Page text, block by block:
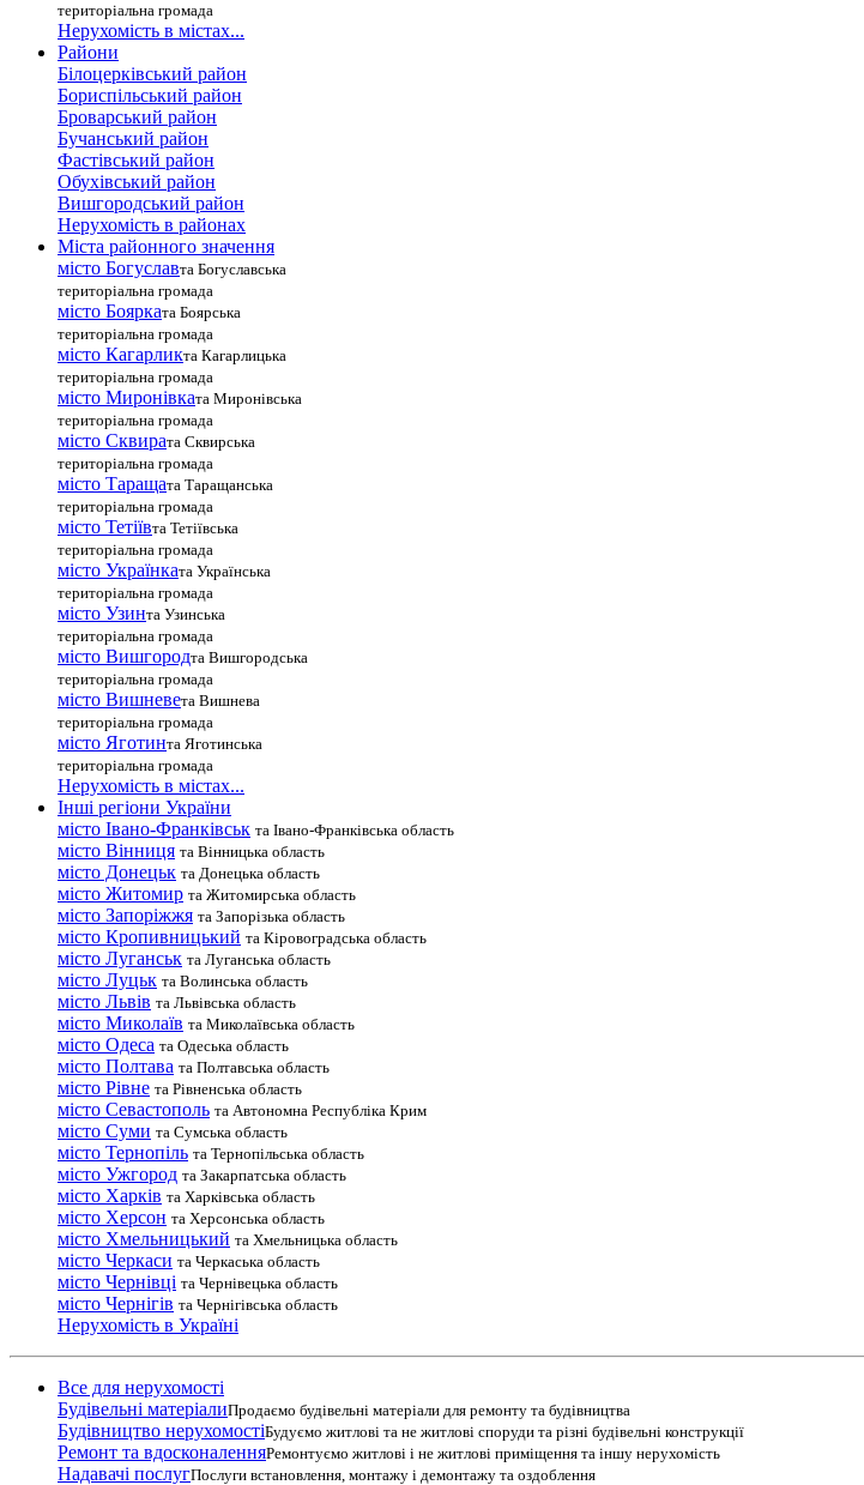
територіальна громада
Нерухомість в містах...
Райони
Білоцерківський район
Бориспільський район
Броварський район
Бучанський район
Фастівський район
Обухівський район
Вишгородський район
Нерухомість в районах
Міста районного значення
місто Богуславта Богуславська
територіальна громада
місто Боярката Боярська
територіальна громада
місто Кагарликта Кагарлицька
територіальна громада
місто Миронівката Миронівська
територіальна громада
місто Сквирата Сквирська
територіальна громада
місто Таращата Таращанська
територіальна громада
місто Тетіївта Тетіївська
територіальна громада
місто Українката Українська
територіальна громада
місто Узинта Узинська
територіальна громада
місто Вишгородта Вишгородська
територіальна громада
місто Вишневета Вишнева
територіальна громада
місто Яготинта Яготинська
територіальна громада
Нерухомість в містах...
Інші регіони України
місто Івано-Франківськ та Івано-Франківська область
місто Вінниця та Вінницька область
місто Донецьк та Донецька область
місто Житомир та Житомирська область
місто Запоріжжя та Запорізька область
місто Кропивницький та Кіровоградська область
місто Луганськ та Луганська область
місто Луцьк та Волинська область
місто Львів та Львівська область
місто Миколаїв та Миколаївська область
місто Одеса та Одеська область
місто Полтава та Полтавська область
місто Рівне та Рівненська область
місто Севастополь та Автономна Республіка Крим
місто Суми та Сумська область
місто Тернопіль та Тернопільська область
місто Ужгород та Закарпатська область
місто Харків та Харківська область
місто Херсон та Херсонська область
місто Хмельницький та Хмельницька область
місто Черкаси та Черкаська область
місто Чернівці та Чернівецька область
місто Чернігів та Чернігівська область
Нерухомість в Україні
Все для нерухомості
Будівельні матеріалиПродаємо будівельні матеріали для ремонту та будівництва
Будівництво нерухомостіБудуємо житлові та не житлові споруди та різні будівельні конструкції
Ремонт та вдосконаленняРемонтуємо житлові і не житлові приміщення та іншу нерухомість
Надавачі послугПослуги встановлення, монтажу і демонтажу та оздоблення